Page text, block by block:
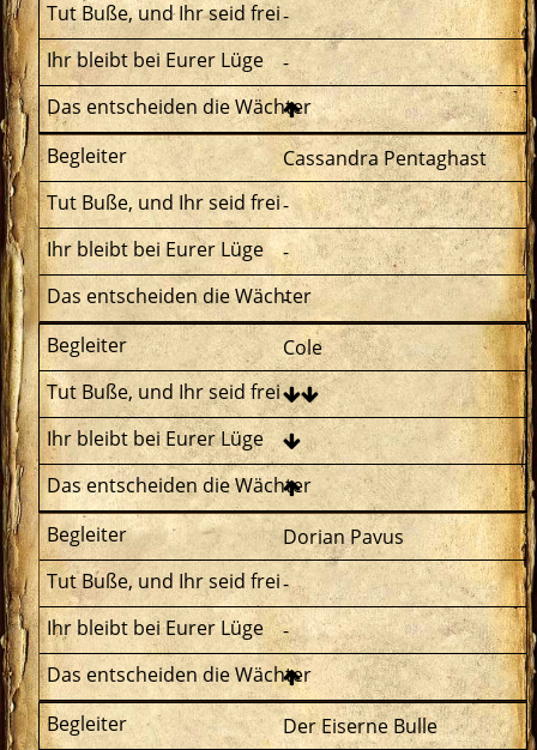
-
-
Cassandra Pentaghast
-
-
-
Cole
Dorian Pavus
-
-
Der Eiserne Bulle